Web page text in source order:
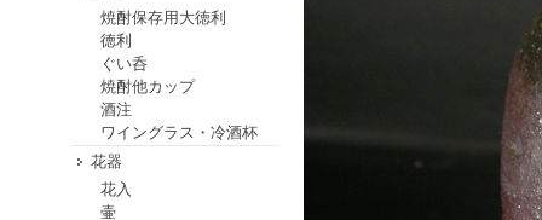
焼酎保存用大徳利
徳利
ぐい呑
焼酎他カップ
酒注
ワイングラス・冷酒杯
花器
花入
壷